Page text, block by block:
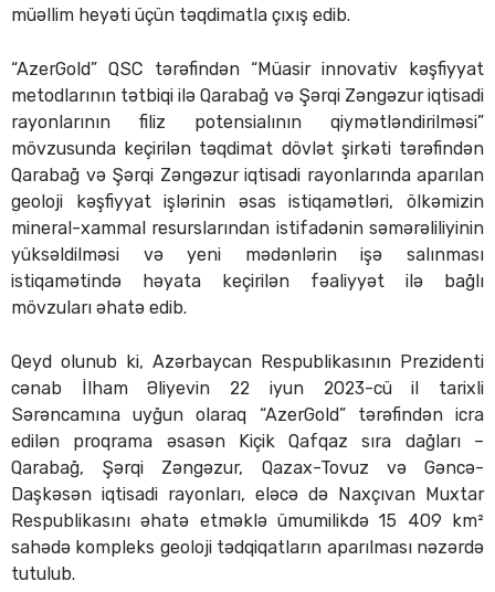
müəllim heyəti üçün təqdimatla çıxış edib.
“AzerGold” QSC tərəfindən “Müasir innovativ kəşfiyyat
metodlarının tətbiqi ilə Qarabağ və Şərqi Zəngəzur iqtisadi
rayonlarının filiz potensialının qiymətləndirilməsi”
mövzusunda keçirilən təqdimat dövlət şirkəti tərəfindən
Qarabağ və Şərqi Zəngəzur iqtisadi rayonlarında aparılan
geoloji kəşfiyyat işlərinin əsas istiqamətləri, ölkəmizin
mineral-xammal resurslarından istifadənin səmərəliliyinin
yüksəldilməsi və yeni mədənlərin işə salınması
istiqamətində həyata keçirilən fəaliyyət ilə bağlı
mövzuları əhatə edib.
Qeyd olunub ki, Azərbaycan Respublikasının Prezidenti
cənab İlham Əliyevin 22 iyun 2023-cü il tarixli
Sərəncamına uyğun olaraq “AzerGold” tərəfindən icra
edilən proqrama əsasən Kiçik Qafqaz sıra dağları –
Qarabağ, Şərqi Zəngəzur, Qazax-Tovuz və Gəncə-
Daşkəsən iqtisadi rayonları, eləcə də Naxçıvan Muxtar
Respublikasını əhatə etməklə ümumilikdə 15 409 km²
sahədə kompleks geoloji tədqiqatların aparılması nəzərdə
tutulub.